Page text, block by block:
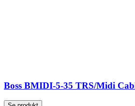
Boss BMIDI-5-35 TRS/Midi